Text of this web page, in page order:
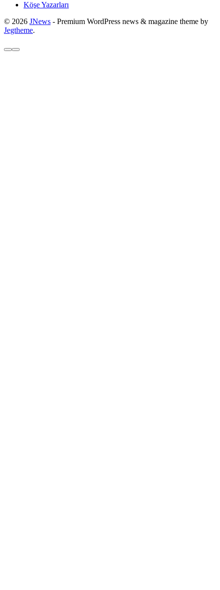
Köşe Yazarları
© 2026 JNews - Premium WordPress news & magazine theme by
Jegtheme.